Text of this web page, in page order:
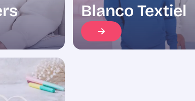
Blanco Textiel